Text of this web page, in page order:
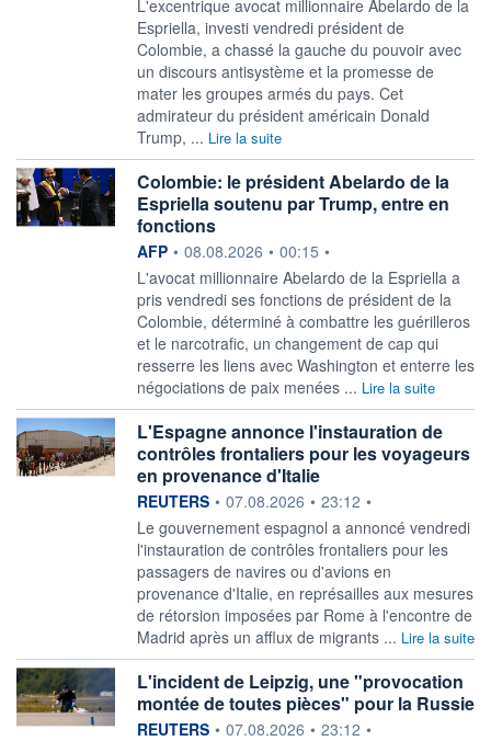
L'excentrique avocat millionnaire Abelardo de la
Espriella, investi vendredi président de
Colombie, a chassé la gauche du pouvoir avec
un discours antisystème et la promesse de
mater les groupes armés du pays. Cet
admirateur du président américain Donald
Trump, ... Lire la suite
Colombie: le président Abelardo de la
Espriella soutenu par Trump, entre en
fonctions
information fournie par
AFP • 08.08.2026 • 00:15 •
L'avocat millionnaire Abelardo de la Espriella a
pris vendredi ses fonctions de président de la
Colombie, déterminé à combattre les guérilleros
et le narcotrafic, un changement de cap qui
resserre les liens avec Washington et enterre les
négociations de paix menées ... Lire la suite
L'Espagne annonce l'instauration de
contrôles frontaliers pour les voyageurs
en provenance d'Italie
information fournie par
REUTERS • 07.08.2026 • 23:12 •
‌Le gouvernement espagnol a ​annoncé vendredi
l'instauration de contrôles frontaliers pour les
passagers ​de navires ou d'avions en ​
provenance d'Italie, en ⁠représailles aux mesures
de ‌rétorsion imposées par Rome à l'encontre de
​Madrid ‌après un afflux de ⁠migrants ... Lire la suite
L'incident de Leipzig, une "provocation
montée de toutes pièces" pour la Russie
information fournie par
REUTERS • 07.08.2026 • 23:12 •